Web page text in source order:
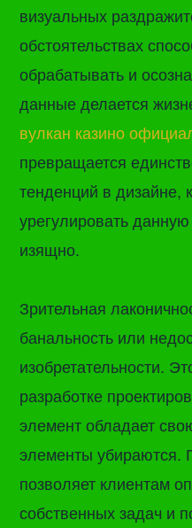
визуальных
обстоятельствах
обрабатывать и
данные делается
вулкан казино
превращается
тенденций в дизайне,
урегулировать
изящно.
Зрительная
банальность или
изобретательности.
разработке
элемент обладает
элементы убираются.
позволяет клиентам
собственных задач и